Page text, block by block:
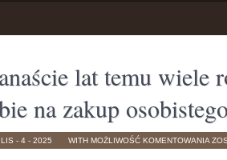
lat temu wiele
na zakup
- 4 - 2025 WITH MOŻLIWOŚĆ KOMENTOWANIA